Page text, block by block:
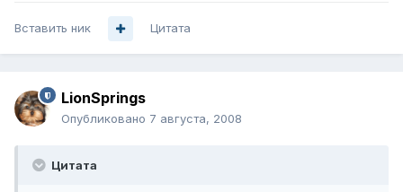
Вставить ник Цитата
LionSprings
Опубликовано 7 августа, 2008
Цитата